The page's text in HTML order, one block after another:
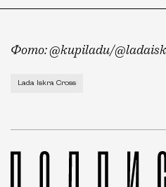
Фото: @kupiladu/
АвтоВАЗ показал свою
Lada Iskra Cross